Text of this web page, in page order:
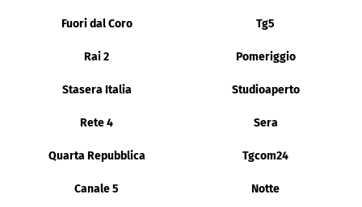
Fuori dal Coro Tg5
Rai 2 Pomeriggio
Stasera Italia Studioaperto
Rete 4 Sera
Quarta Repubblica Tgcom24
Canale 5 Notte